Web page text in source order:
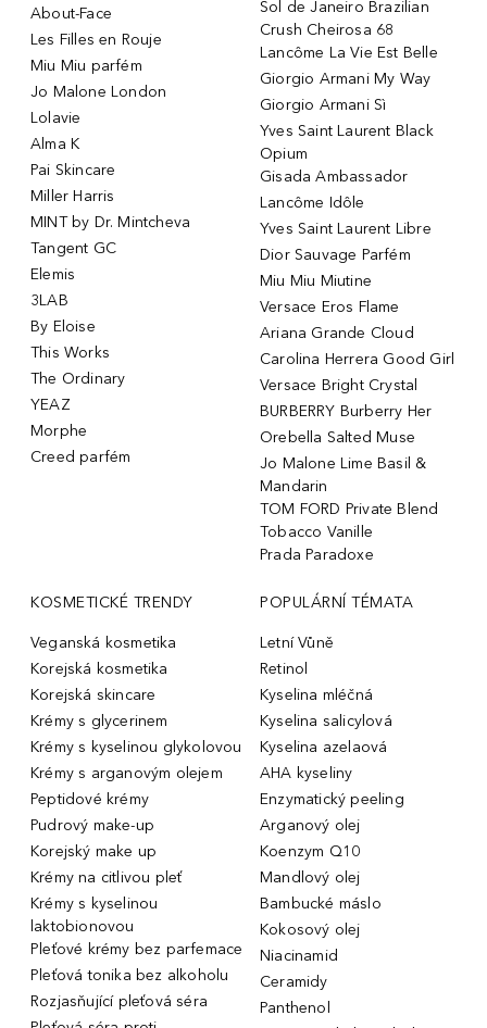
About-Face
Les Filles en Rouje
Miu Miu parfém
Jo Malone London
Lolavie
Alma K
Pai Skincare
Miller Harris
MINT by Dr. Mintcheva
Tangent GC
Elemis
3LAB
By Eloise
This Works
The Ordinary
YEAZ
Morphe
Creed parfém
Sol de Janeiro Brazilian
Crush Cheirosa 68
Lancôme La Vie Est Belle
Giorgio Armani My Way
Giorgio Armani Sì
Yves Saint Laurent Black
Opium
Gisada Ambassador
Lancôme Idôle
Yves Saint Laurent Libre
Dior Sauvage Parfém
Miu Miu Miutine
Versace Eros Flame
Ariana Grande Cloud
Carolina Herrera Good Girl
Versace Bright Crystal
BURBERRY Burberry Her
Orebella Salted Muse
Jo Malone Lime Basil &
Mandarin
TOM FORD Private Blend
Tobacco Vanille
Prada Paradoxe
KOSMETICKÉ TRENDY
Veganská kosmetika
Korejská kosmetika
Korejská skincare
Krémy s glycerinem
Krémy s kyselinou glykolovou
Krémy s arganovým olejem
Peptidové krémy
Pudrový make-up
Korejský make up
Krémy na citlivou pleť
Krémy s kyselinou
laktobionovou
Pleťové krémy bez parfemace
Pleťová tonika bez alkoholu
Rozjasňující pleťová séra
POPULÁRNÍ TÉMATA
Letní Vůně
Retinol
Kyselina mléčná
Kyselina salicylová
Kyselina azelaová
AHA kyseliny
Enzymatický peeling
Arganový olej
Koenzym Q10
Mandlový olej
Bambucké máslo
Kokosový olej
Niacinamid
Ceramidy
Panthenol